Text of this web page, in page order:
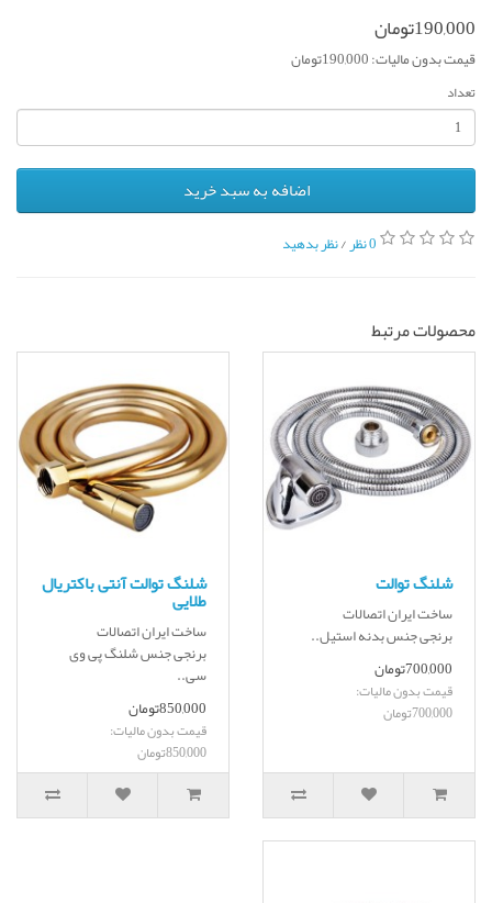
190,000تومان
قیمت بدون مالیات: 190,000تومان
تعداد
اضافه به سبد خرید
0 نظر /نظر بدهید
محصولات مرتبط
شلنگ توالت
ساخت ایران اتصالات
برنجی جنس بدنه استیل..
700,000تومان
قیمت بدون مالیات:
700,000تومان
شلنگ توالت آنتی باکتریال
طلایی
ساخت ایران اتصالات
برنجی جنس شلنگ پی وی
سی..
850,000تومان
قیمت بدون مالیات:
850,000تومان